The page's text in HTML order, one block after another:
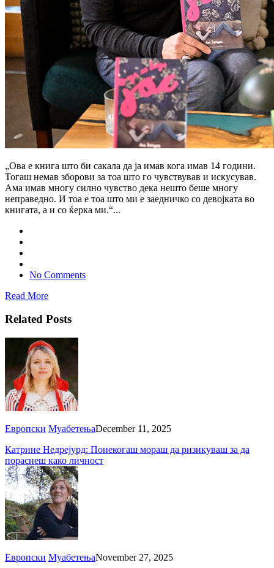
„Ова е книга што би сакала да ја имав кога имав 14 години.
Тогаш немав зборови за тоа што го чувствував и искусував.
Ама имав многу силно чувство дека нешто беше многу
неправедно. И тоа е тоа што ми е заедничко со девојката во
книгата, а и со ќерка ми.“...
No Comments
Read More
Related Posts
Европски МуабетењаDecember 11, 2025
Катрине Недрејурд: Понекогаш мораш да ризикуваш за да
пораснеш како личност
Европски МуабетењаNovember 27, 2025